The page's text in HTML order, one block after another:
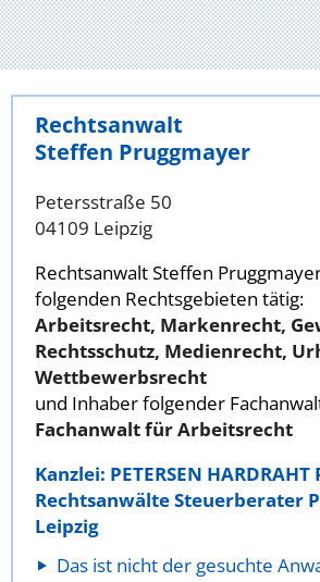
Rechtsanwalt
Steffen Pruggmayer
Petersstraße 50
04109 Leipzig
Rechtsanwalt Steffen
folgenden Rechtsgebieten tätig:
Arbeitsrecht, Markenrecht,
Rechtsschutz, Medienrecht,
Wettbewerbsrecht
und Inhaber folgender
Fachanwalt für Arbeitsrecht
Kanzlei: PETERSEN HARDRAHT
Rechtsanwälte Steuerberater
Leipzig
Das ist nicht der gesuchte